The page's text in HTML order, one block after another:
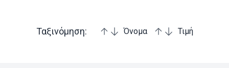
Ταξινόμηση: Όνομα Τιμή